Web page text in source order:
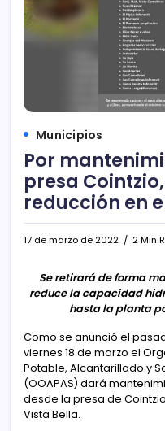
Municipios
Por
presa
reducción en
17 de marzo de 2022 2 Min
Se retirará de forma
reduce la capacidad
hasta la planta
Como se anunció el
viernes 18 de marzo el
Potable, Alcantarillado y
(OOAPAS) dará
desde la presa de
Vista Bella.